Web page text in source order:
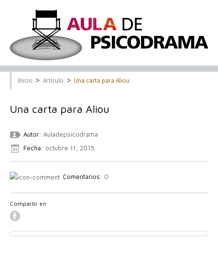
Inicio > Artículo > Una carta para Aliou
Una carta para Aliou
Autor: Auladepsicodrama
Fecha: octubre 11, 2015
Comentarios: 0
Compartir en